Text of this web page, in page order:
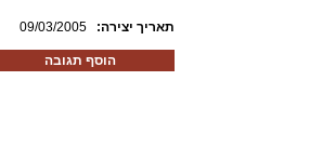
09/03/2005 :תאריך יצירה
הוסף תגובה